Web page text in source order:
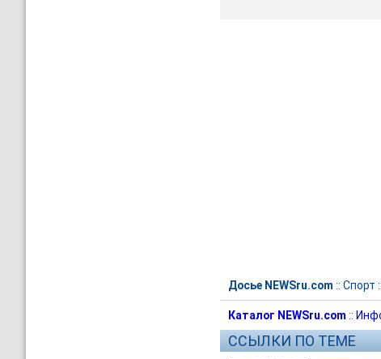
Досье NEWSru.com :: Спорт ::
Каталог NEWSru.com ::
ССЫЛКИ ПО ТЕМЕ